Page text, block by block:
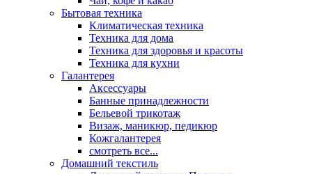
Бытовая техника
Климатическая техника
Техника для дома
Техника для здоровья и красоты
Техника для кухни
Галантерея
Аксессуары
Банные принадлежности
Бельевой трикотаж
Визаж, маникюр, педикюр
Кожгалантерея
смотреть все...
Домашний текстиль